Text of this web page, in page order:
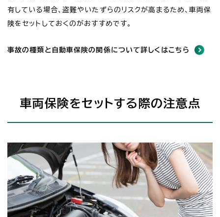
有している場合、盗難やいたずらのリスクが高まるため、車両保
険をセットしておくのがおすすめです。
事故の種類と自動車保険の関係について詳しくはこちら
車両保険をセットする際の注意点